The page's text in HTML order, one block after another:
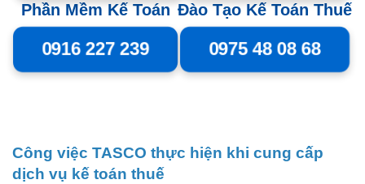
Phần Mềm Kế Toán
0916 227 239
Đào Tạo Kế Toán Thuế
0975 48 08 68
Công việc TASCO thực hiện khi cung cấp
dịch vụ kế toán thuế